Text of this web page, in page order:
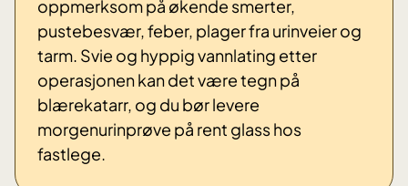
oppmerksom på økende smerter,
pustebesvær, feber, plager fra urinveier og
tarm. Svie og hyppig vannlating etter
operasjonen kan det være tegn på
blærekatarr, og du bør levere
morgenurinprøve på rent glass hos
fastlege.